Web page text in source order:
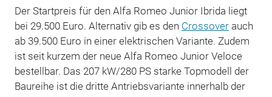
Der Startpreis für den Alfa Romeo Junior Ibrida liegt
bei 29.500 Euro. Alternativ gib es den Crossoverauch
ab 39.500 Euro in einer elektrischen Variante. Zudem
ist seit kurzem der neue Alfa Romeo Junior Veloce
bestellbar. Das 207 kW/280 PS starke Topmodell der
Baureihe ist die dritte Antriebsvariante innerhalb der